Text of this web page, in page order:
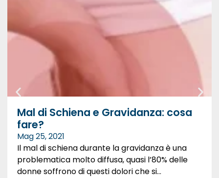
Mal di Schiena e Gravidanza: cosa
fare?
Mag 25, 2021
Il mal di schiena durante la gravidanza è una
problematica molto diffusa, quasi l’80% delle
donne soffrono di questi dolori che si...